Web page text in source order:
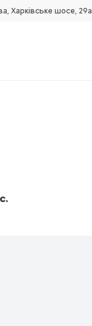
Харківське шосе, 29а